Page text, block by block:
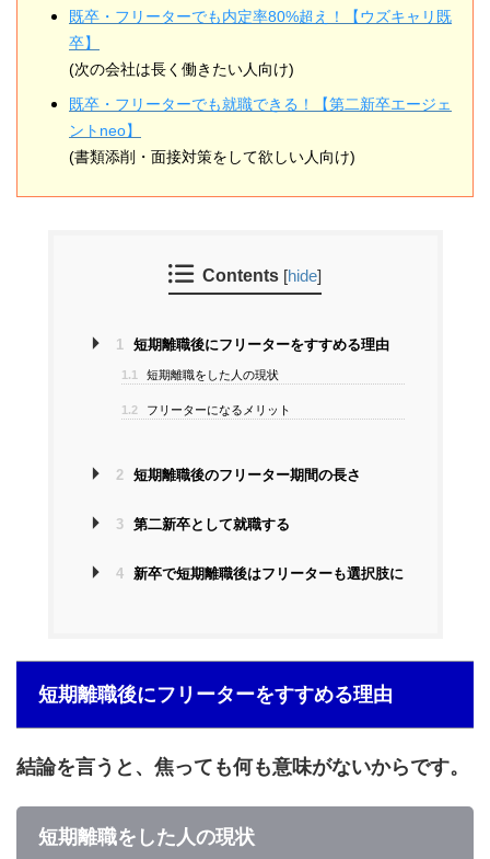
既卒・フリーターでも内定率80%超え！【ウズキャリ既
卒】
(次の会社は長く働きたい人向け)
既卒・フリーターでも就職できる！【第二新卒エージェ
ントneo】
(書類添削・面接対策をして欲しい人向け)
Contents [hide]
1 短期離職後にフリーターをすすめる理由
1.1 短期離職をした人の現状
1.2 フリーターになるメリット
2 短期離職後のフリーター期間の長さ
3 第二新卒として就職する
4 新卒で短期離職後はフリーターも選択肢に
短期離職後にフリーターをすすめる理由
結論を言うと、焦っても何も意味がないからです。
短期離職をした人の現状